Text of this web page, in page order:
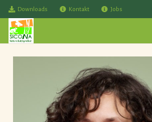
Downloads Kontakt Jobs